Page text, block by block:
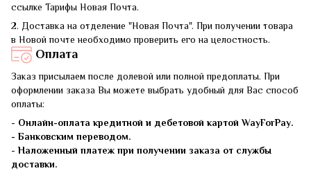
ссылке Тарифы Новая Почта.
2. Доставка на отделение "Новая Почта". При получении товара
в Новой почте необходимо проверить его на целостность.
Оплата
Заказ присылаем после долевой или полной предоплаты. При
оформлении заказа Вы можете выбрать удобный для Вас способ
оплаты:
- Онлайн-оплата кредитной и дебетовой картой WayForPay.
- Банковским переводом.
-Наложенный платеж при получении заказа от службы
доставки.